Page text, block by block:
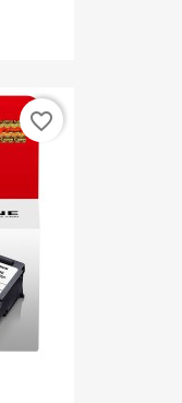
favorite_border